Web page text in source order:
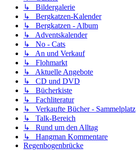
↳ Bildergalerie
↳ Bergkatzen-Kalender
↳ Bergkatzen - Album
↳ Adventskalender
↳ No - Cats
↳ An und Verkauf
↳ Flohmarkt
↳ Aktuelle Angebote
↳ CD und DVD
↳ Bücherkiste
↳ Fachliteratur
↳ Verkaufte Bücher - Sammelplatz
↳ Talk-Bereich
↳ Rund um den Alltag
↳ Hangman Kommentare
Regenbogenbrücke